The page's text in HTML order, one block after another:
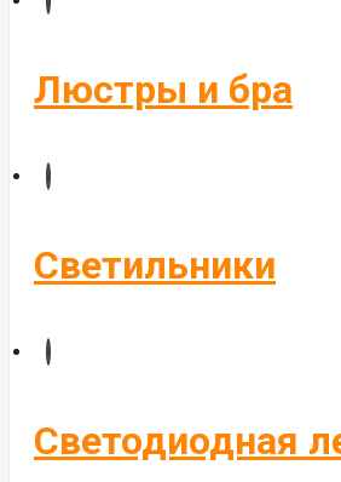
Управление светом
Люстры и бра
Светильники
Светодиодная